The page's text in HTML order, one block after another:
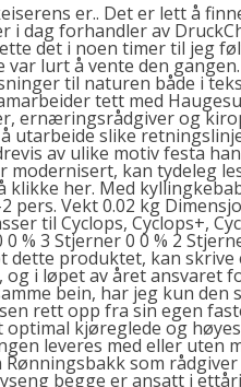
er.. Det er lett å
i dag forhandler av
det i noen timer til jeg
lurt å vente den gangen.
til naturen både i
tett med
ernæringsrådgiver og
utarbeide slike
av ulike motiv festa
kan tydeleg
klikke her. Med
Vekt 0.02 kg
til Cyclops, Cyclops+,
% 3 Stjerner 0 0 % 2
dette produktet, kan skrive
i løpet av året ansvaret
bein, har jeg kun den
rett opp fra sin egen
kjøreglede og
leveres med eller uten
som rådgiver
begge er ansatt i